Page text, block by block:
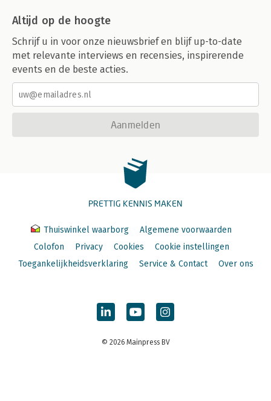
Altijd op de hoogte
Schrijf u in voor onze nieuwsbrief en blijf up-to-date
met relevante interviews en recensies, inspirerende
events en de beste acties.
Aanmelden
PRETTIG KENNIS MAKEN
Thuiswinkel waarborg
Algemene voorwaarden
Colofon
Privacy Cookies
Cookie instellingen
Toegankelijkheidsverklaring
Service & Contact Over ons
© 2026 Mainpress BV